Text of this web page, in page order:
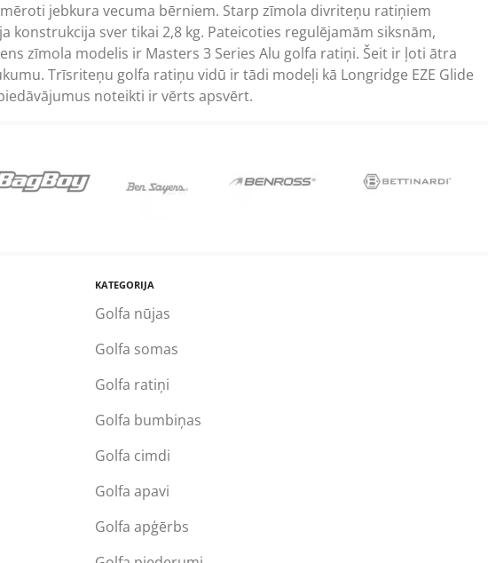
jebkura vecuma bērniem. Starp zīmola divriteņu ratiņiem
sver tikai 2,8 kg. Pateicoties regulējamām siksnām,
zīmola modelis ir Masters 3 Series Alu golfa ratiņi. Šeit ir ļoti ātra
Trīsriteņu golfa ratiņu vidū ir tādi modeļi kā Longridge EZE Glide
noteikti ir vērts apsvērt.
KATEGORIJA
Golfa nūjas
Golfa somas
Golfa ratiņi
Golfa bumbiņas
Golfa cimdi
Golfa apavi
Golfa apģērbs